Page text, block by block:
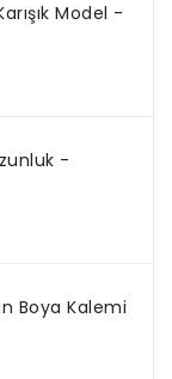
Model -
-
Boya Kalemi